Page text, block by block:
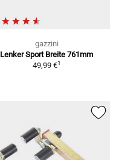
gazzini
Lenker Sport Breite 761mm
49,99 €1